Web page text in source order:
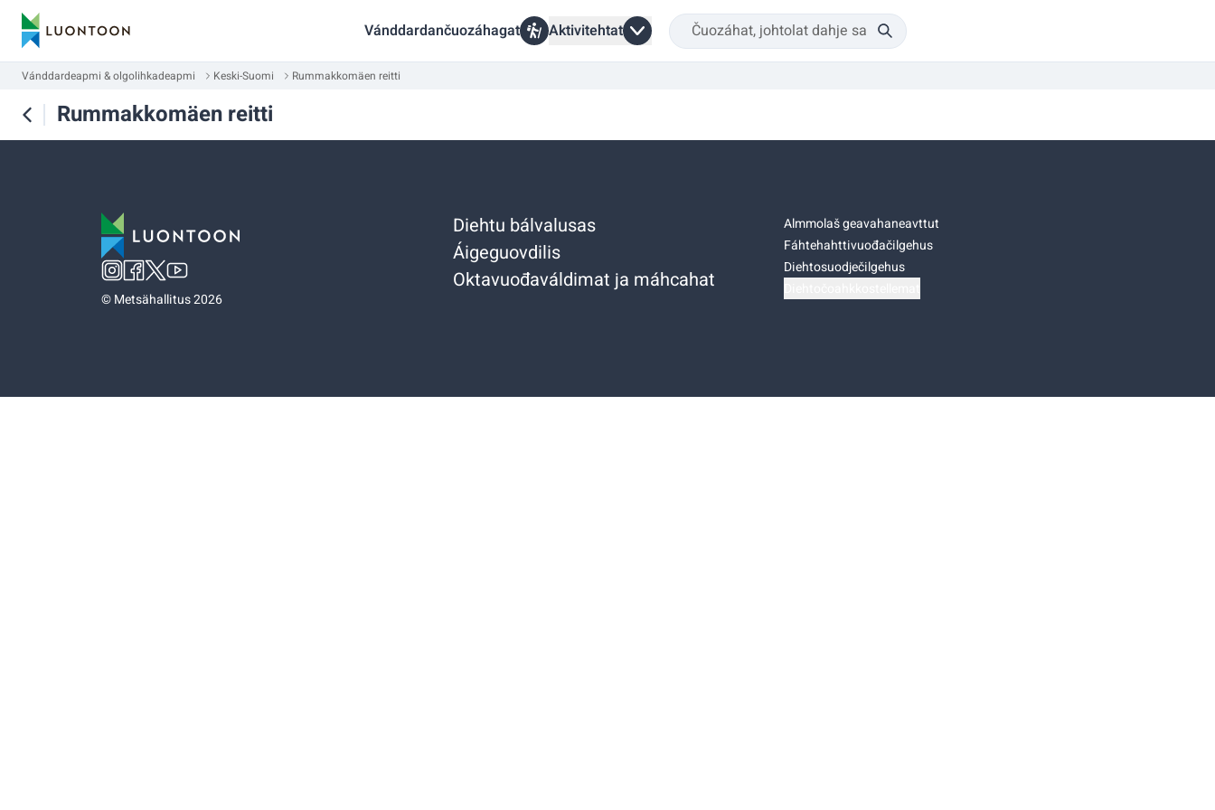
Vánddardančuozáhagat Aktivitehtat
Vánddardeapmi & olgolihkadeapmi Keski-Suomi Rummakkomäen reitti
Rummakkomäen reitti
©Metsähallitus 2026
Diehtu bálvalusas
Áigeguovdilis
Oktavuođaváldimat ja máhcahat
Almmolaš geavahaneavttut
Fáhtehahttivuođačilgehus
Diehtosuodječilgehus